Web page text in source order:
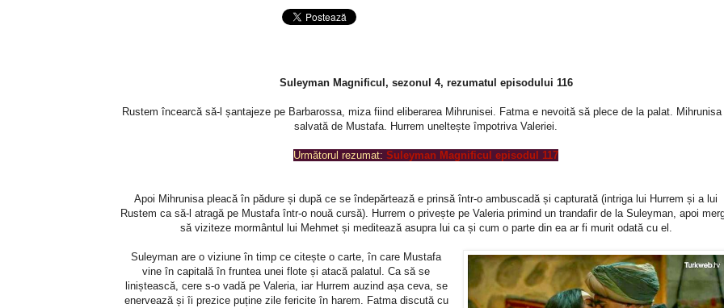
Suleyman Magnificul, sezonul 4, rezumatul episodului 116
Rustem încearcă să-l șantajeze pe Barbarossa, miza fiind eliberarea Mihrunisei. Fatma e nevoită să plece de la palat. Mihrunisa
salvată de Mustafa. Hurrem uneltește împotriva Valeriei.
Următorul rezumat: Suleyman Magnificul episodul 117
Apoi Mihrunisa pleacă în pădure și după ce se îndepărtează e prinsă într-o ambuscadă și capturată (intriga lui Hurrem și a lui
Rustem ca să-l atragă pe Mustafa într-o nouă cursă). Hurrem o privește pe Valeria primind un trandafir de la Suleyman, apoi
să viziteze mormântul lui Mehmet și meditează asupra lui ca și cum o parte din ea ar fi murit odată cu el.
Suleyman are o viziune în timp ce citește o carte, în care Mustafa
vine în capitală în fruntea unei flote și atacă palatul. Ca să se
liniștească, cere s-o vadă pe Valeria, iar Hurrem auzind așa ceva, se
enervează și îi prezice puține zile fericite în harem. Fatma discută cu